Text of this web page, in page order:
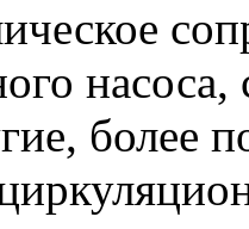
насоса,
более